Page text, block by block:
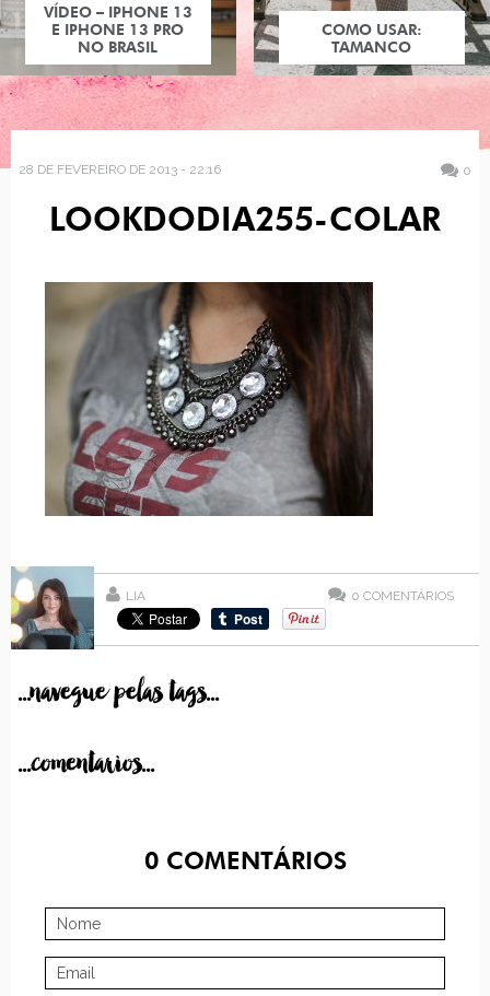
VÍDEO – IPHONE 13
E IPHONE 13 PRO
NO BRASIL
COMO USAR:
TAMANCO
28 DE FEVEREIRO DE 2013 - 22:16 0
LOOKDODIA255-COLAR
LIA 0 COMENTÁRIOS
...navegue pelas tags...
...comentarios...
0COMENTÁRIOS